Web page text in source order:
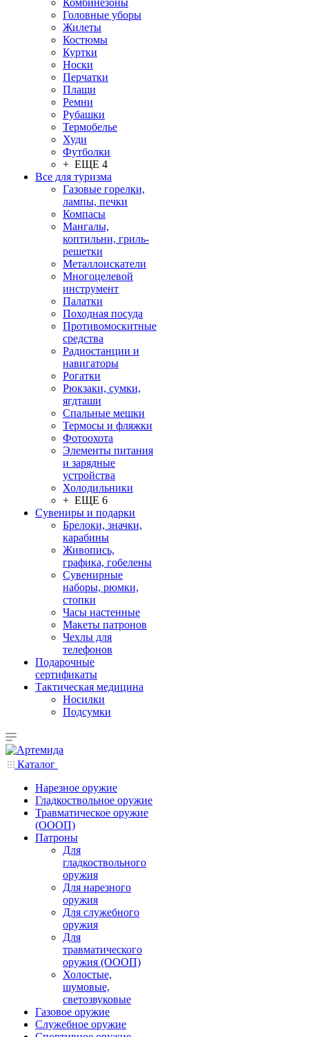
Комбинезоны
Головные уборы
Жилеты
Костюмы
Куртки
Носки
Перчатки
Плащи
Ремни
Рубашки
Термобелье
Худи
Футболки
+ ЕЩЕ 4
Все для туризма
Газовые горелки,
лампы, печки
Компасы
Мангалы,
коптильни, гриль-
решетки
Металлоискатели
Многоцелевой
инструмент
Палатки
Походная посуда
Противомоскитные
средства
Радиостанции и
навигаторы
Рогатки
Рюкзаки, сумки,
ягдташи
Спальные мешки
Термосы и фляжки
Фотоохота
Элементы питания
и зарядные
устройства
Холодильники
+ ЕЩЕ 6
Сувениры и подарки
Брелоки, значки,
карабины
Живопись,
графика, гобелены
Сувенирные
наборы, рюмки,
стопки
Часы настенные
Макеты патронов
Чехлы для
телефонов
Подарочные
сертификаты
Тактическая медицина
Носилки
Подсумки
Каталог
Нарезное оружие
Гладкоствольное оружие
Травматическое оружие
(ОООП)
Патроны
Для
гладкоствольного
оружия
Для нарезного
оружия
Для служебного
оружия
Для
травматического
оружия (ОООП)
Холостые,
шумовые,
светозвуковые
Газовое оружие
Служебное оружие